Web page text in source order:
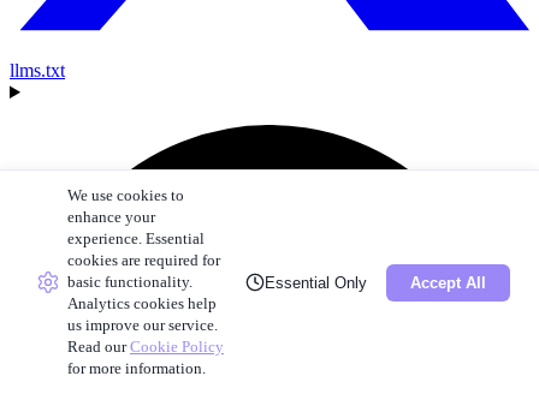
llms.txt
We use cookies to
enhance your
experience. Essential
cookies are required for
basic functionality.
Analytics cookies help
us improve our service.
Read our Cookie Policy
for more information.
Essential Only Accept All